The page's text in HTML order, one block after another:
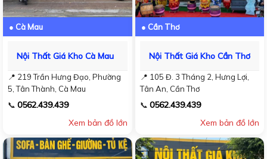
● Cà Mau
Nội Thất Giá Kho Cà Mau
📍 219 Trần Hưng Đạo, Phường
5, Tân Thành, Cà Mau
📞 0562.439.439
Xem bản đồ lớn
● Cần Thơ
Nội Thất Giá Kho Cần Thơ
📍 105 Đ. 3 Tháng 2, Hưng Lợi,
Tân An, Cần Thơ
📞 0562.439.439
Xem bản đồ lớn